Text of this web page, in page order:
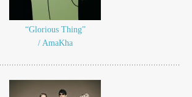
“Glorious Thing”
/ AmaKha